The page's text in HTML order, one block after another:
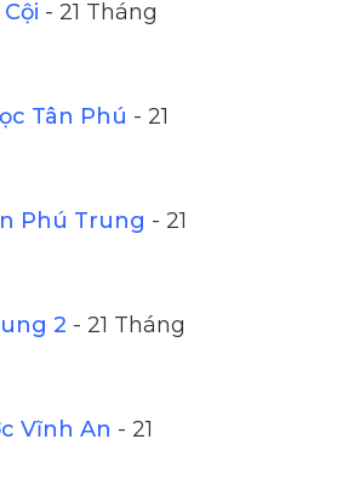
- 21 Tháng
Tân Phú - 21
Phú Trung - 21
2 - 21 Tháng
Vĩnh An - 21